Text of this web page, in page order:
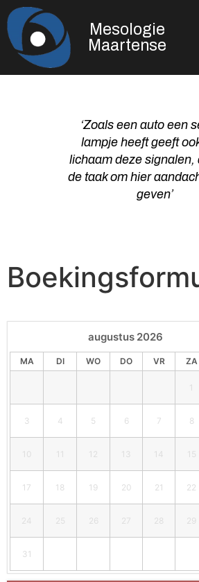
Mesologie
Maartense
‘Zoals een auto een
lampje heeft geeft
lichaam deze signalen,
de taak om hier
geven’
augustus 2026
MA DI WO DO VR ZA
1
3 4 5 6 7 8
10 11 12 13 14 15
17 18 19 20 21 22
24 25 26 27 28 29
31